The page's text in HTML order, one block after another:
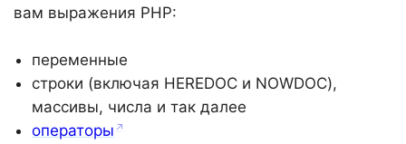
вам выражения PHP:
переменные
строки (включая HEREDOC и NOWDOC),
массивы, числа и так далее
операторы